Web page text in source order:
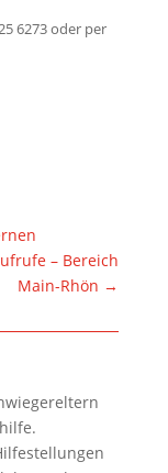
6273 oder per
– Bereich
Main-Rhön →